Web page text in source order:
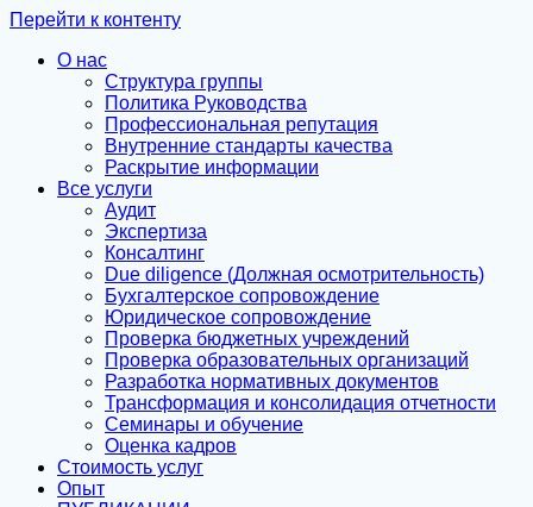
Перейти к контенту
О нас
Структура группы
Политика Руководства
Профессиональная репутация
Внутренние стандарты качества
Раскрытие информации
Все услуги
Аудит
Экспертиза
Консалтинг
Due diligence (Должная осмотрительность)
Бухгалтерское сопровождение
Юридическое сопровождение
Проверка бюджетных учреждений
Проверка образовательных организаций
Разработка нормативных документов
Трансформация и консолидация отчетности
Семинары и обучение
Оценка кадров
Стоимость услуг
Опыт